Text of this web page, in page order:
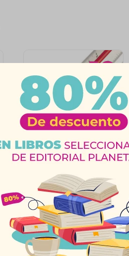
Escalímetro 30Cm
$ 162 $ 180